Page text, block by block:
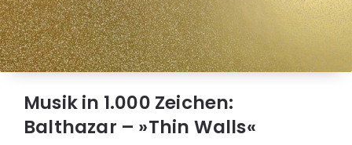
Musik in 1.000 Zeichen:
Balthazar – »Thin Walls«